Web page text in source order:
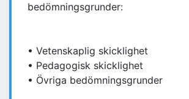
bedömningsgrunder:
• Vetenskaplig skicklighet
• Pedagogisk skicklighet
• Övriga bedömningsgrunder